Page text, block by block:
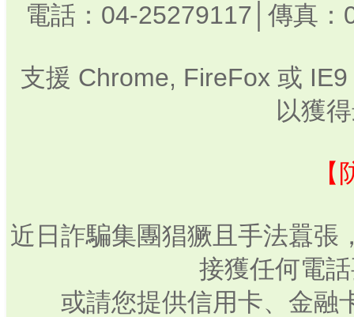
電話：04-25279117│傳真
支援 Chrome, FireFox 或
以獲
近日詐騙集團猖獗且手法囂張
接獲任何電
或請您提供信用卡、金融